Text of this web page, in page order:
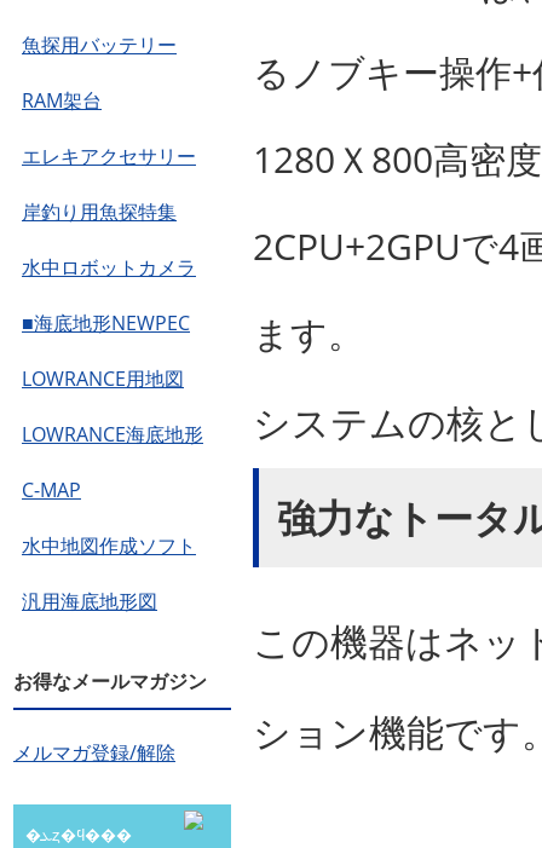
魚探用バッテリー
RAM架台
エレキアクセサリー
岸釣り用魚探特集
水中ロボットカメラ
■海底地形NEWPEC
LOWRANCE用地図
LOWRANCE海底地形
C-MAP
水中地図作成ソフト
汎用海底地形図
お得なメールマガジン
メルマガ登録/解除
�ܥȥ�ϥ���
るノブキー操
1280Ｘ800高密
2CPU+2GPUで4
ます。
システムの核と
強力なトータ
この機器はネッ
ション機能です